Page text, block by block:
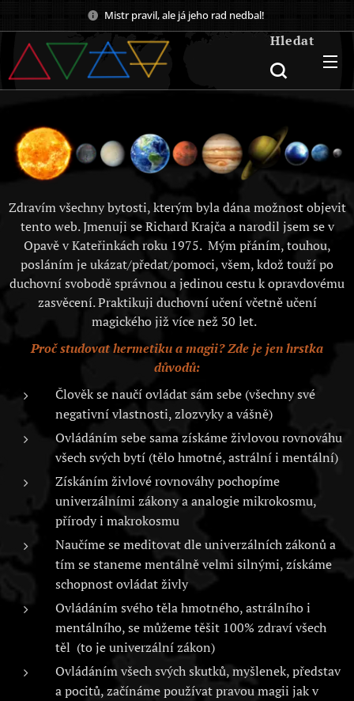
Mistr pravil, ale já jeho rad nedbal!
Hledat
Zdravím všechny bytosti, kterým byla dána možnost objevit
tento web. Jmenuji se Richard Krajča a narodil jsem se v
Opavě v Kateřinkách roku 1975. Mým přáním, touhou,
posláním je ukázat/předat/pomoci, všem, kdož touží po
duchovní svobodě správnou a jedinou cestu k opravdovému
zasvěcení. Praktikuji duchovní učení včetně učení
magického již více než 30 let.
Proč studovat hermetiku a magii? Zde je jen hrstka
důvodů:
Člověk se naučí ovládat sám sebe (všechny své
negativní vlastnosti, zlozvyky a vášně)
Ovládáním sebe sama získáme živlovou rovnováhu
všech svých bytí (tělo hmotné, astrální i mentální)
Získáním živlové rovnováhy pochopíme
univerzálními zákony a analogie mikrokosmu,
přírody i makrokosmu
Naučíme se meditovat dle univerzálních zákonů a
tím se staneme mentálně velmi silnými, získáme
schopnost ovládat živly
Ovládáním svého těla hmotného, astrálního i
mentálního, se můžeme těšit 100% zdraví všech
těl (to je univerzální zákon)
Ovládáním všech svých skutků, myšlenek, představ
a pocitů, začínáme používat pravou magii jak v